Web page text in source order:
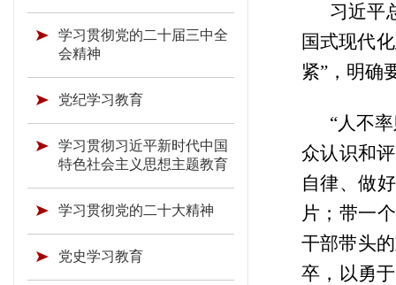
学习贯彻党的二十届三中全
会精神
党纪学习教育
学习贯彻习近平新时代中国
特色社会主义思想主题教育
学习贯彻党的二十大精神
党史学习教育
习近平
国式现代
紧”，明确
“人不
众认识和
自律、做
片；带一
干部带头
卒，以勇